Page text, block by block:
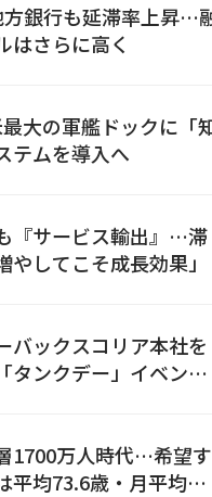
方銀行も延滞率上昇…
はさらに高く
大の軍艦ドックに「
テムを導入へ
『サービス輸出』…滞
やしてこそ成長効果」
バックスコリア本社を
タンクデー」イベント
1700万人時代…希望す
平均73.6歳・月平均賃